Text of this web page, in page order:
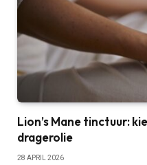
Lion’s Mane tinctuur:
dragerolie
28 APRIL 2026